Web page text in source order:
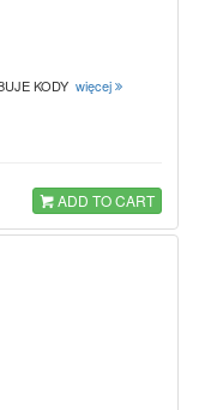
KODY więcej
ADD TO CART